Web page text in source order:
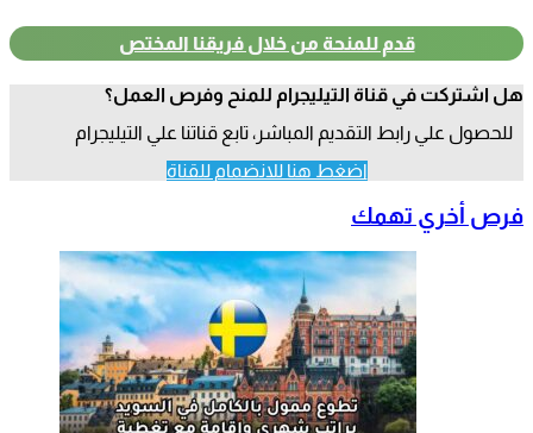
قدم للمنحة من خلال فريقنا المختص
هل اشتركت في قناة التيليجرام للمنح وفرص العمل؟
للحصول علي رابط التقديم المباشر، تابع قناتنا علي التيليجرام
اضغط هنا للانضمام للقناة
فرص أخري تهمك